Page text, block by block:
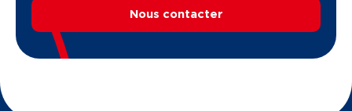
Nous contacter